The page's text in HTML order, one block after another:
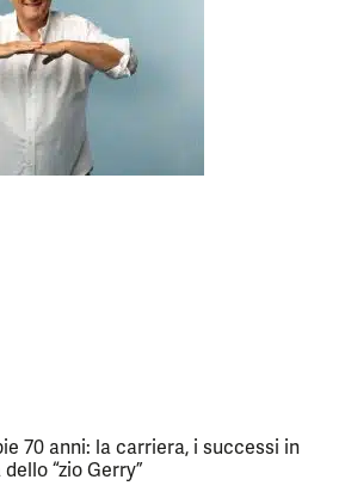
70 anni: la carriera, i successi in
“zio Gerry”